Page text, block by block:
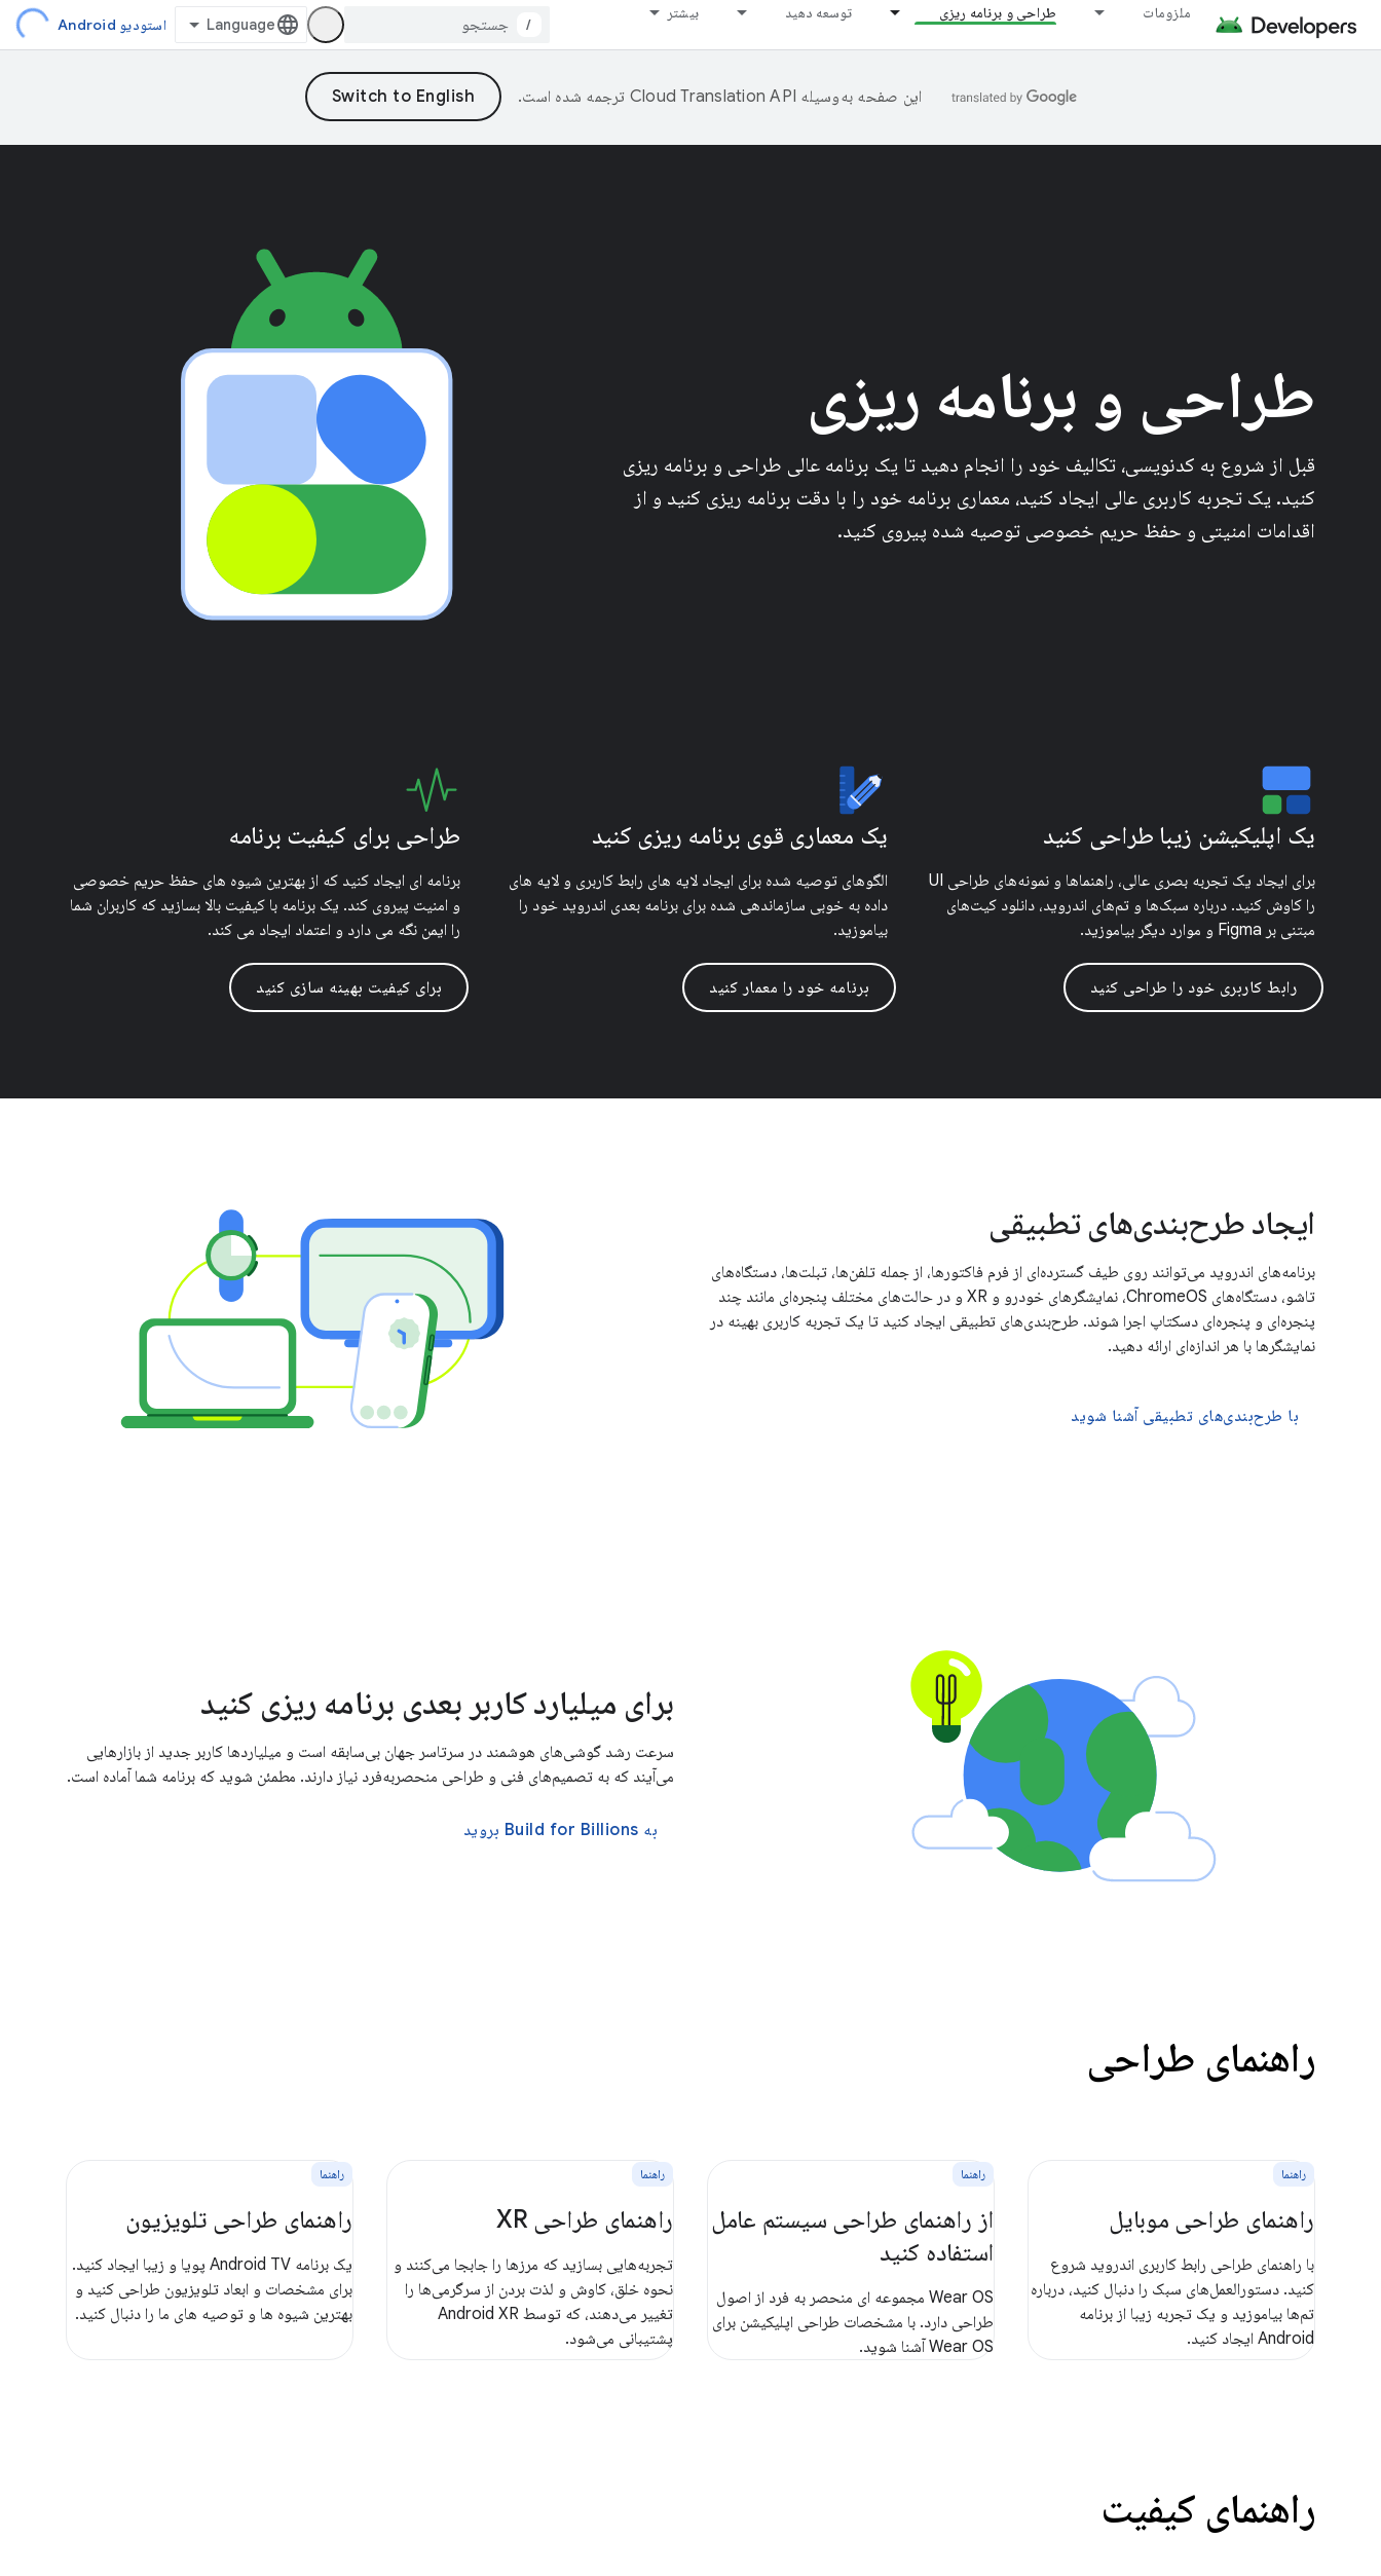
ملزومات طراحی و برنامه ریزی توسعه دهید بیشتر
/ استودیو Android
این صفحه به‌وسیله ترجمه شده است.
طراحی و برنامه ریزی
قبل از شروع به کدنویسی، تکالیف خود را انجام دهید تا یک برنامه عالی طراحی و برنامه ریزی
کنید. یک تجربه کاربری عالی ایجاد کنید، معماری برنامه خود را با دقت برنامه ریزی کنید و از
اقدامات امنیتی و حفظ حریم خصوصی توصیه شده پیروی کنید.
یک اپلیکیشن زیبا طراحی کنید
برای ایجاد یک تجربه بصری عالی، راهنماها و نمونه‌های طراحی UI
را کاوش کنید. درباره سبک‌ها و تم‌های اندروید، دانلود کیت‌های
مبتنی بر Figma و موارد دیگر بیاموزید.
رابط کاربری خود را طراحی کنید
یک معماری قوی برنامه ریزی کنید
الگوهای توصیه شده برای ایجاد لایه های رابط کاربری و لایه های
داده به خوبی سازماندهی شده برای برنامه بعدی اندروید خود را
بیاموزید.
برنامه خود را معمار کنید
طراحی برای کیفیت برنامه
برنامه ای ایجاد کنید که از بهترین شیوه های حفظ حریم خصوصی
و امنیت پیروی کند. یک برنامه با کیفیت بالا بسازید که کاربران شما
را ایمن نگه می دارد و اعتماد ایجاد می کند.
برای کیفیت بهینه سازی کنید
ایجاد طرح‌بندی‌های تطبیقی
برنامه‌های اندروید می‌توانند روی طیف گسترده‌ای از فرم فاکتورها، از جمله تلفن‌ها، تبلت‌ها، دستگاه‌های
تاشو، دستگاه‌های ChromeOS، نمایشگرهای خودرو و XR و در حالت‌های مختلف پنجره‌ای مانند چند
پنجره‌ای و پنجره‌ای دسکتاپ اجرا شوند. طرح‌بندی‌های تطبیقی ​​​​ایجاد کنید تا یک تجربه کاربری بهینه در
نمایشگرها با هر اندازه‌ای ارائه دهید.
با طرح‌بندی‌های تطبیقی ​​آشنا شوید
برای میلیارد کاربر بعدی برنامه ریزی کنید
سرعت رشد گوشی‌های هوشمند در سرتاسر جهان بی‌سابقه است و میلیاردها کاربر جدید از بازارهایی
می‌آیند که به تصمیم‌های فنی و طراحی منحصربه‌فرد نیاز دارند. مطمئن شوید که برنامه شما آماده است.
به Build for Billions بروید
راهنمای طراحی
راهنما
راهنمای طراحی موبایل
با راهنمای طراحی رابط کاربری اندروید شروع
کنید. دستورالعمل‌های سبک را دنبال کنید، درباره
تم‌ها بیاموزید و یک تجربه زیبا از برنامه
Android ایجاد کنید.
راهنما
از راهنمای طراحی سیستم عامل
استفاده کنید
Wear OS مجموعه ای منحصر به فرد از اصول
طراحی دارد. با مشخصات طراحی اپلیکیشن برای
Wear OS آشنا شوید.
راهنما
راهنمای طراحی XR
تجربه‌هایی بسازید که مرزها را جابجا می‌کنند و
نحوه خلق، کاوش و لذت بردن از سرگرمی‌ها را
تغییر می‌دهند، که توسط Android XR
پشتیبانی می‌شود.
راهنما
راهنمای طراحی تلویزیون
یک برنامه Android TV پویا و زیبا ایجاد کنید.
برای مشخصات و ابعاد تلویزیون طراحی کنید و
بهترین شیوه ها و توصیه های ما را دنبال کنید.
راهنمای کیفیت